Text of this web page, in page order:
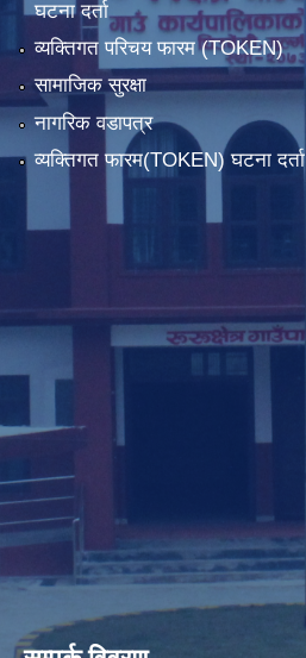
घटना दर्ता
व्यक्तिगत परिचय फारम (TOKEN)
सामाजिक सुरक्षा
नागरिक वडापत्र
व्यक्तिगत फारम(TOKEN) घटना दर्ता